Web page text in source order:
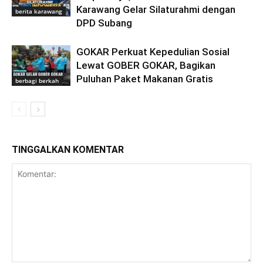
berita karawang
Karawang Gelar Silaturahmi dengan
DPD Subang
berbagi berkah
GOKAR Perkuat Kepedulian Sosial
Lewat GOBER GOKAR, Bagikan
Puluhan Paket Makanan Gratis
TINGGALKAN KOMENTAR